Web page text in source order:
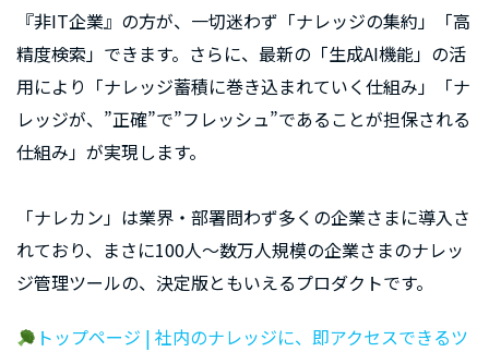
『非IT企業』の方が、一切迷わず「ナレッジの集約」「高
精度検索」できます。さらに、最新の「生成AI機能」の活
用により「ナレッジ蓄積に巻き込まれていく仕組み」「ナ
レッジが、”正確”で”フレッシュ”であることが担保される
仕組み」が実現します。
「ナレカン」は業界・部署問わず多くの企業さまに導入さ
れており、まさに100人～数万人規模の企業さまのナレッ
ジ管理ツールの、決定版ともいえるプロダクトです。
トップページ | 社内のナレッジに、即アクセスできるツ